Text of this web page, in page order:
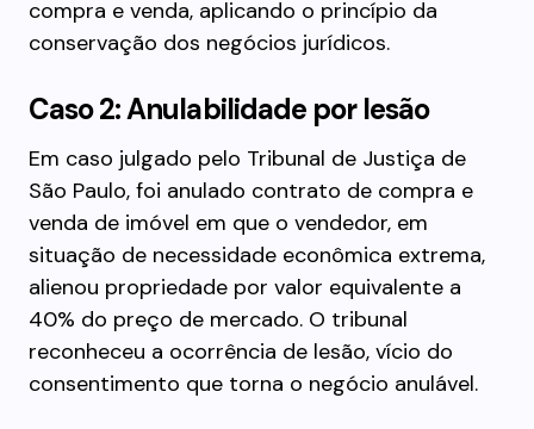
compra e venda, aplicando o princípio da
conservação dos negócios jurídicos.
Caso 2: Anulabilidade por lesão
Em caso julgado pelo Tribunal de Justiça de
São Paulo, foi anulado contrato de compra e
venda de imóvel em que o vendedor, em
situação de necessidade econômica extrema,
alienou propriedade por valor equivalente a
40% do preço de mercado. O tribunal
reconheceu a ocorrência de lesão, vício do
consentimento que torna o negócio anulável.